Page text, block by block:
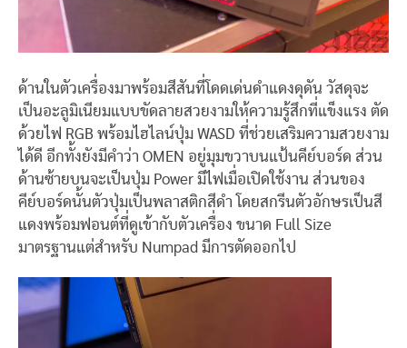
ด้านในตัวเครื่องมาพร้อมสีสันที่โดดเด่นดำแดงดุดัน วัสดุจะ
เป็นอะลูมิเนียมแบบขัดลายสวยงามให้ความรู้สึกที่แข็งแรง ตัด
ด้วยไฟ RGB พร้อมไฮไลน์ปุ่ม WASD ที่ช่วยเสริมความสวยงาม
ได้ดี อีกทั้งยังมีคำว่า OMEN อยู่มุมขวาบนแป้นคีย์บอร์ด ส่วน
ด้านซ้ายบนจะเป็นปุ่ม Power มีไฟเมื่อเปิดใช้งาน ส่วนของ
คีย์บอร์ดนั้นตัวปุ่มเป็นพลาสติกสีดำ โดยสกรีนตัวอักษรเป็นสี
แดงพร้อมฟอนต์ที่ดูเข้ากับตัวเครื่อง ขนาด Full Size
มาตรฐานแต่สำหรับ Numpad มีการตัดออกไป